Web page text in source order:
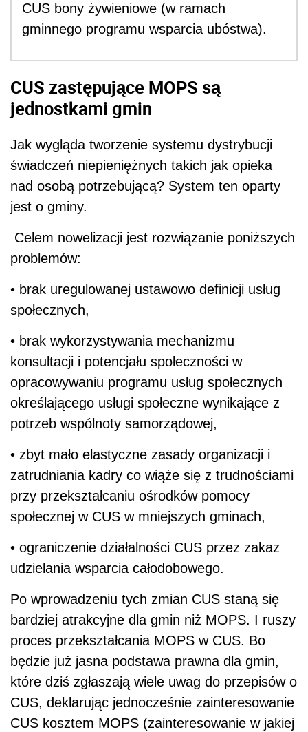
CUS bony żywieniowe (w ramach
gminnego programu wsparcia ubóstwa).
CUS zastępujące MOPS są
jednostkami gmin
Jak wygląda tworzenie systemu dystrybucji
świadczeń niepieniężnych takich jak opieka
nad osobą potrzebującą? System ten oparty
jest o gminy.
Celem nowelizacji jest rozwiązanie poniższych
problemów:
• brak uregulowanej ustawowo definicji usług
społecznych,
• brak wykorzystywania mechanizmu
konsultacji i potencjału społeczności w
opracowywaniu programu usług społecznych
określającego usługi społeczne wynikające z
potrzeb wspólnoty samorządowej,
• zbyt mało elastyczne zasady organizacji i
zatrudniania kadry co wiąże się z trudnościami
przy przekształcaniu ośrodków pomocy
społecznej w CUS w mniejszych gminach,
• ograniczenie działalności CUS przez zakaz
udzielania wsparcia całodobowego.
Po wprowadzeniu tych zmian CUS staną się
bardziej atrakcyjne dla gmin niż MOPS. I ruszy
proces przekształcania MOPS w CUS. Bo
będzie już jasna podstawa prawna dla gmin,
które dziś zgłaszają wiele uwag do przepisów o
CUS, deklarując jednocześnie zainteresowanie
CUS kosztem MOPS (zainteresowanie w jakiej